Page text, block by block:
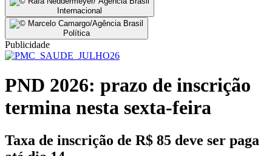
Internacional
Política
Publicidade
PND 2026: prazo de inscrição
termina nesta sexta-feira
Taxa de inscrição de R$ 85 deve ser paga